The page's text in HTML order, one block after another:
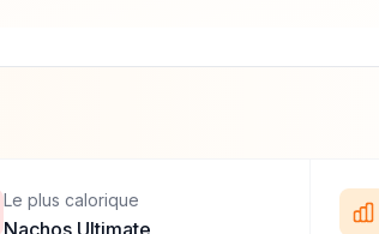
Le plus calorique
Nachos Ultimate